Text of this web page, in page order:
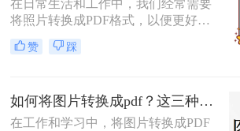
转PDF方案，按场景给出明确建议，
帮你少走弯路。
在日常生活和工作中，我们经常需要
将照片转换成PDF格式，以便更好地
进行分享、存储或打印。那么怎么把
照片转换成pdf呢？本文将介绍三种将
赞 踩
如何将图片转换成pdf？这三种方法帮助你解决问题！
在工作和学习中，将图片转换成PDF